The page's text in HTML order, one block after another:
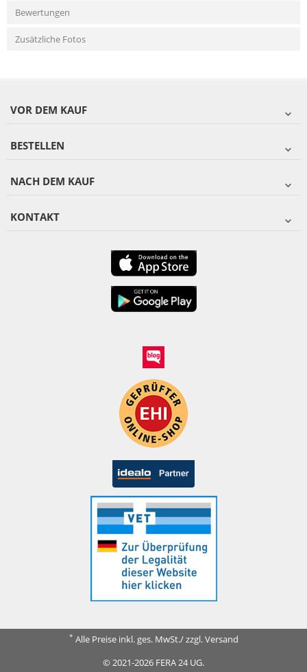
Bewertungen
Zusätzliche Fotos
VOR DEM KAUF
BESTELLEN
NACH DEM KAUF
KONTAKT
* Alle Preise inkl. ges. MwSt./ zzgl. Versand
© 2021-2026 FERA 24 UG.